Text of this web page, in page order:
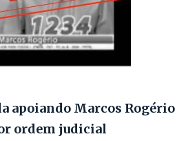
apoiando Marcos Rogério
ordem judicial